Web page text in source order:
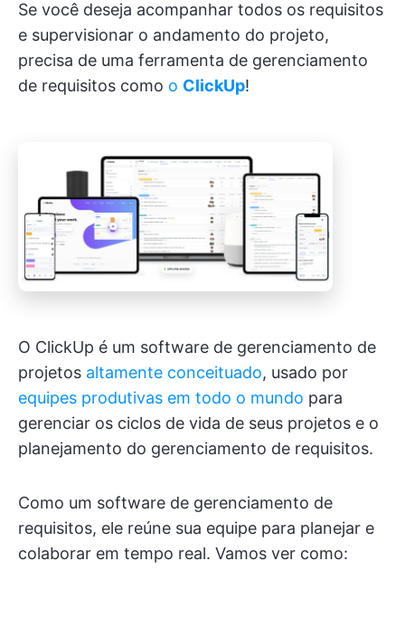
Se você deseja acompanhar todos os requisitos
e supervisionar o andamento do projeto,
precisa de uma ferramenta de gerenciamento
de requisitos como o ClickUp!
O ClickUp é um software de gerenciamento de
projetos altamente conceituado, usado por
equipes produtivas em todo o mundo para
gerenciar os ciclos de vida de seus projetos e o
planejamento do gerenciamento de requisitos.
Como um software de gerenciamento de
requisitos, ele reúne sua equipe para planejar e
colaborar em tempo real. Vamos ver como: